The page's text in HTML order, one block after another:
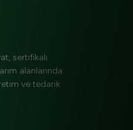
sertifikalı
alanlarında
ve tedarik